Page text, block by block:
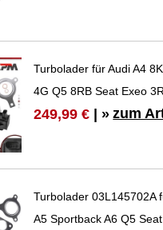
Turbolader für Audi A4
4G Q5 8RB Seat Exeo
249,99 € | » zum
Turbolader 03L145702A
A5 Sportback A6 Q5